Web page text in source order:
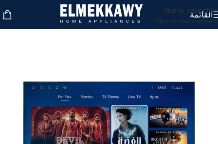
Skip to navigation
Skip to main content
القائمة
غير متوفر